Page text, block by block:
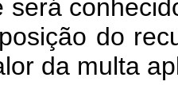
será
do
da multa